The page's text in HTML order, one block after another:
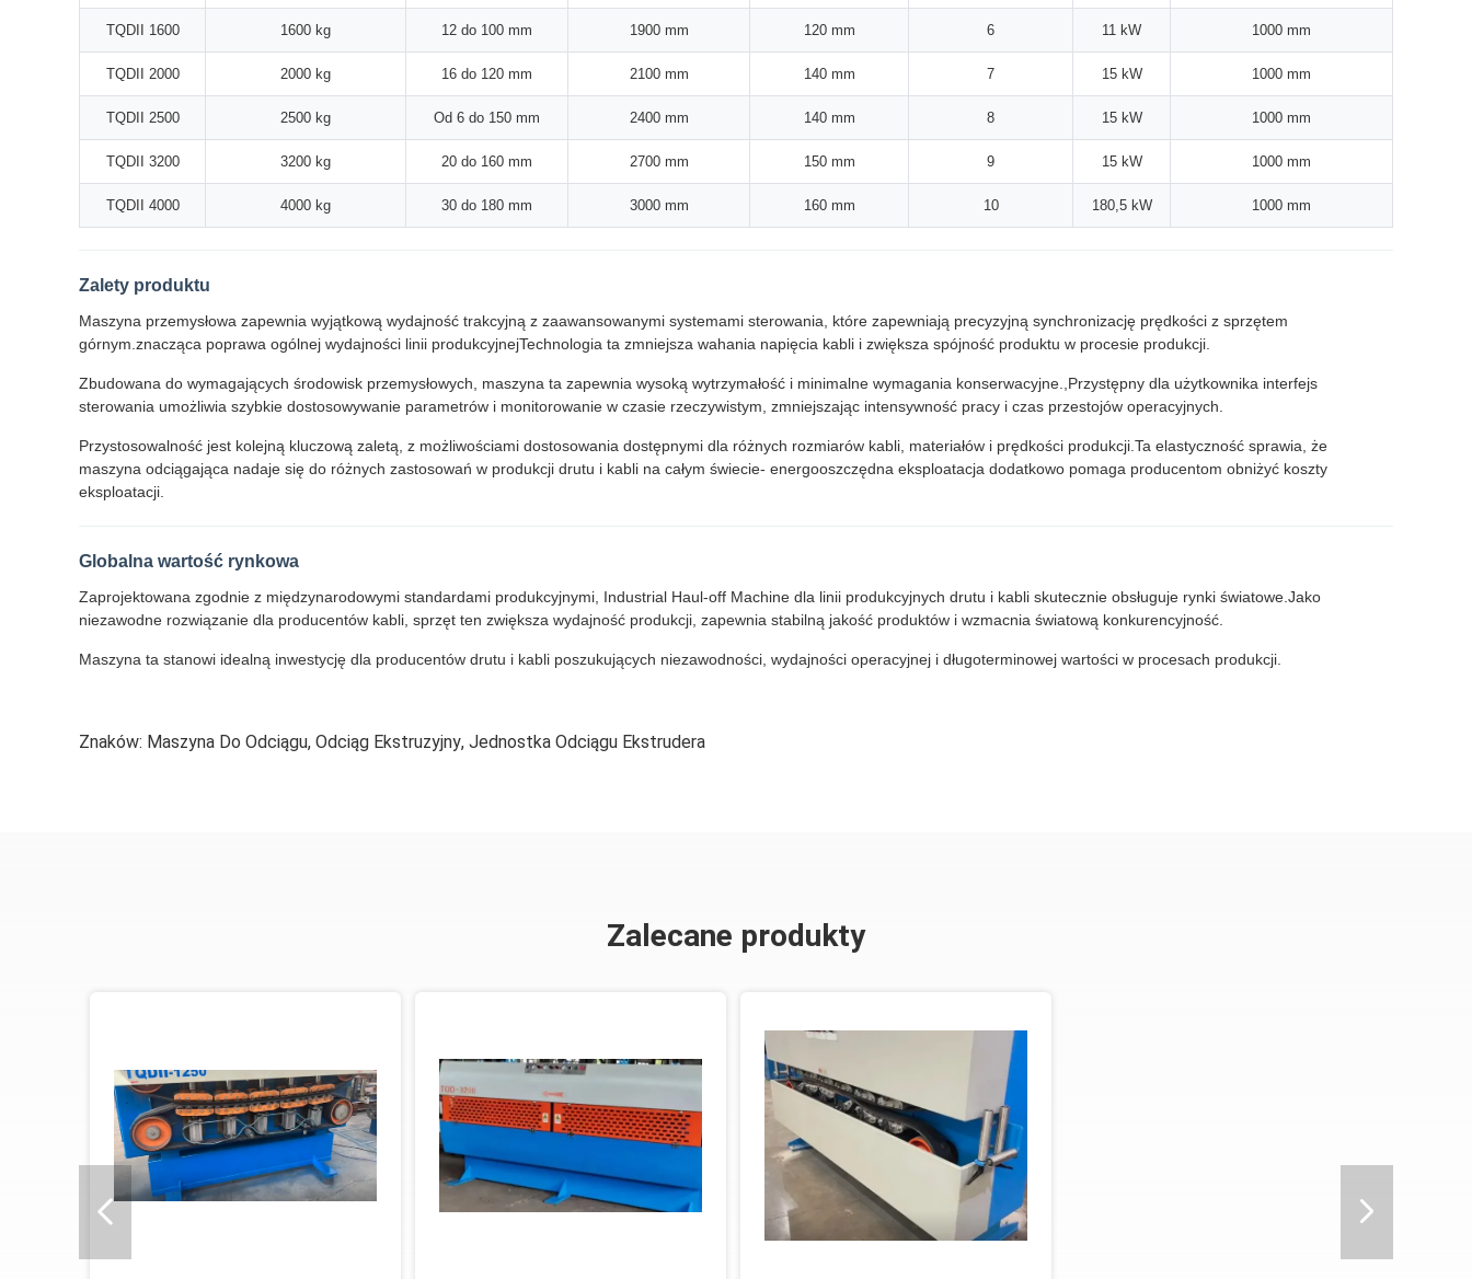
TQDII 1600 1600 kg 12 do 100 mm 1900 mm 120 mm 6 11 kW 1000 mm
TQDII 2000 2000 kg 16 do 120 mm 2100 mm 140 mm 7 15 kW 1000 mm
TQDII 2500 2500 kg Od 6 do 150 mm 2400 mm 140 mm 8 15 kW 1000 mm
TQDII 3200 3200 kg 20 do 160 mm 2700 mm 150 mm 9 15 kW 1000 mm
TQDII 4000 4000 kg 30 do 180 mm 3000 mm 160 mm 10 180,5 kW 1000 mm
Zalety produktu
Maszyna przemysłowa zapewnia wyjątkową wydajność trakcyjną z zaawansowanymi systemami sterowania, które zapewniają precyzyjną synchronizację prędkości z sprzętem
górnym.znacząca poprawa ogólnej wydajności linii produkcyjnejTechnologia ta zmniejsza wahania napięcia kabli i zwiększa spójność produktu w procesie produkcji.
Zbudowana do wymagających środowisk przemysłowych, maszyna ta zapewnia wysoką wytrzymałość i minimalne wymagania konserwacyjne.,Przystępny dla użytkownika interfejs
sterowania umożliwia szybkie dostosowywanie parametrów i monitorowanie w czasie rzeczywistym, zmniejszając intensywność pracy i czas przestojów operacyjnych.
Przystosowalność jest kolejną kluczową zaletą, z możliwościami dostosowania dostępnymi dla różnych rozmiarów kabli, materiałów i prędkości produkcji.Ta elastyczność sprawia, że
maszyna odciągająca nadaje się do różnych zastosowań w produkcji drutu i kabli na całym świecie- energooszczędna eksploatacja dodatkowo pomaga producentom obniżyć koszty
eksploatacji.
Globalna wartość rynkowa
Zaprojektowana zgodnie z międzynarodowymi standardami produkcyjnymi, Industrial Haul-off Machine dla linii produkcyjnych drutu i kabli skutecznie obsługuje rynki światowe.Jako
niezawodne rozwiązanie dla producentów kabli, sprzęt ten zwiększa wydajność produkcji, zapewnia stabilną jakość produktów i wzmacnia światową konkurencyjność.
Maszyna ta stanowi idealną inwestycję dla producentów drutu i kabli poszukujących niezawodności, wydajności operacyjnej i długoterminowej wartości w procesach produkcji.
Znaków: Maszyna Do Odciągu, Odciąg Ekstruzyjny, Jednostka Odciągu Ekstrudera
Zalecane produkty